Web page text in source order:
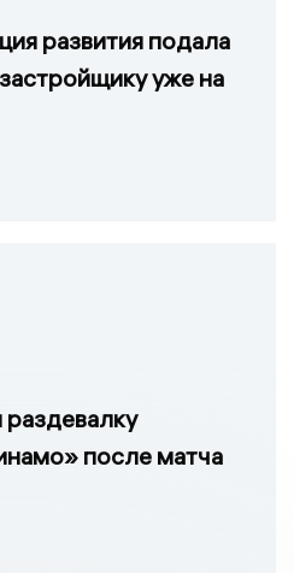
развития подала
уже на
после матча